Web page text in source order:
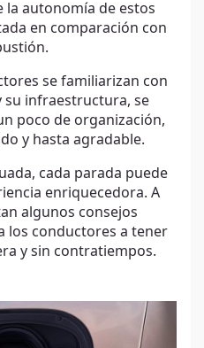
la autonomía de estos
en comparación con
se familiarizan con
su infraestructura, se
poco de organización,
y hasta agradable.
cada parada puede
enriquecedora. A
algunos consejos
los conductores a tener
y sin contratiempos.